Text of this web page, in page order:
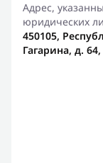
Адрес,
юридических
450105,
Гагарина, д.